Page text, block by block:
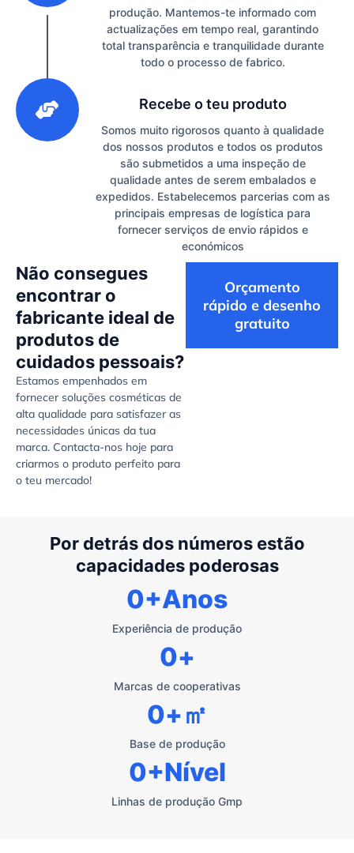
produção. Mantemos-te informado com
actualizações em tempo real, garantindo
total transparência e tranquilidade durante
todo o processo de fabrico.
Recebe o teu produto
Somos muito rigorosos quanto à qualidade
dos nossos produtos e todos os produtos
são submetidos a uma inspeção de
qualidade antes de serem embalados e
expedidos. Estabelecemos parcerias com as
principais empresas de logística para
fornecer serviços de envio rápidos e
económicos
Não consegues
encontrar o
fabricante ideal de
produtos de
cuidados pessoais?
Estamos empenhados em
fornecer soluções cosméticas de
alta qualidade para satisfazer as
necessidades únicas da tua
marca. Contacta-nos hoje para
criarmos o produto perfeito para
o teu mercado!
Orçamento
rápido e desenho
gratuito
Por detrás dos números estão
capacidades poderosas
Experiência de produção
0+Anos
Marcas de cooperativas
0+
Base de produção
0+㎡
Linhas de produção Gmp
0+Nível